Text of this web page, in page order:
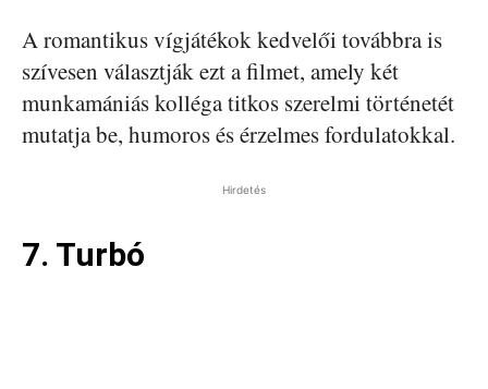
A romantikus vígjátékok kedvelői továbbra is
szívesen választják ezt a filmet, amely két
munkamániás kolléga titkos szerelmi történetét
mutatja be, humoros és érzelmes fordulatokkal.
Hirdetés
7. Turbó